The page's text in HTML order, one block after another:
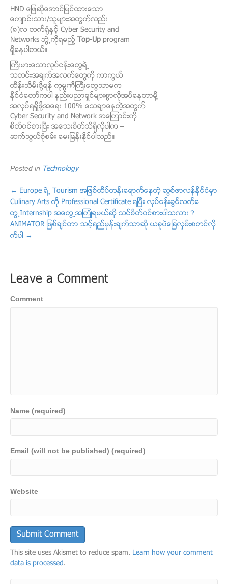
HND ေျဖဆိုေအာင္ျမင္ထားေသာ
ေက်ာင္းသား/သူမ်ားအတြက္လည္း
(၈)လ တက္ရံုႏွင့္ Cyber Security and
Networks ဘြဲ႕ကိုရမည့္ Top-Up program
ရွိေနပါတယ္။
ႀကီးမားေသာလုပ္ငန္းေတြရဲ႕
သတင္းအခ်က္အလက္ေတြကို ကာကြယ္
ထိန္းသိမ္းဖို႔ရန္ ကုမၸဏီႀကီးေတြသာမက
ႏိုင္ငံေတာ္ကပါ နည္းပညာရွင္မ်ားစြာလိုအပ္ေနတာမို႔
အလုပ္ရရွိဖို႔အေရး 100% ေသခ်ာေနတဲ့အတြက္
Cyber Security and Network အေၾကာင္းကို
စိတ္၀င္စားၿပီး အေသးစိတ္သိရွိလိုပါက –
ဆက္သြယ္စံုစမ္း ေမးျမန္းႏိုင္ပါသည္။
Posted in Technology
← Europe ရဲ႕ Tourism အျဖစ္ထိပ္တန္းေရာက္ေနတဲ့ ဆြစ္ဇာလန္ႏုိင္ငံမွာ
Culinary Arts ကို Professional Certificate ရၿပီး လုပ္ငန္းခြင္လက္ေ
တြ႕Internship အေတြ႕အၾကံဳရမယ္ဆုိ သင္စိတ္ဝင္စားပါသလား？
ANIMATOR ျဖစ္ခ်င္တာ သင့္ရည္မွန္းခ်က္သာဆို ယခုပဲေျခလွမ္းစတင္လို
က္ပါ →
Leave a Comment
Comment
Name (required)
Email (will not be published) (required)
Website
This site uses Akismet to reduce spam. Learn how your comment
data is processed.